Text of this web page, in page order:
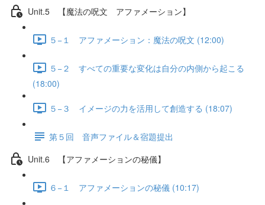
Unit.5 【魔法の呪文 アファメーション】
５−１ アファメーション：魔法の呪文 (12:00)
５−２ すべての重要な変化は自分の内側から起こる
(18:00)
５−３ イメージの力を活用して創造する (18:07)
第５回 音声ファイル＆宿題提出
Unit.6 【アファメーションの秘儀】
６−１ アファメーションの秘儀 (10:17)